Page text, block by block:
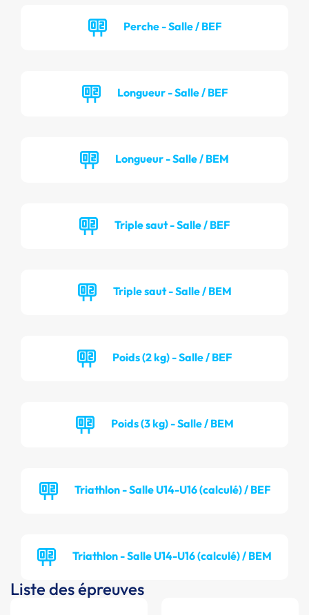
Perche - Salle / BEF
Longueur - Salle / BEF
Longueur - Salle / BEM
Triple saut - Salle / BEF
Triple saut - Salle / BEM
Poids (2 kg) - Salle / BEF
Poids (3 kg) - Salle / BEM
Triathlon - Salle U14-U16 (calculé) / BEF
Triathlon - Salle U14-U16 (calculé) / BEM
Liste des épreuves